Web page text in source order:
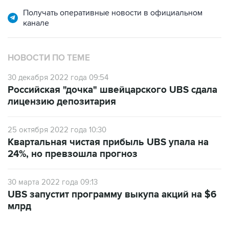
Получать оперативные новости в официальном
канале
НОВОСТИ ПО ТЕМЕ
30 декабря 2022 года 09:54
Российская "дочка" швейцарского UBS сдала
лицензию депозитария
25 октября 2022 года 10:30
Квартальная чистая прибыль UBS упала на
24%, но превзошла прогноз
30 марта 2022 года 09:13
UBS запустит программу выкупа акций на $6
млрд